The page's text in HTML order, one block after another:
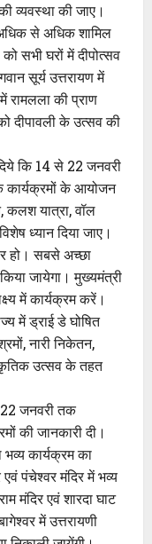
व्यवस्था की जाए।
से अधिक शामिल
सभी घरों में दीपोत्सव
सूर्य उत्तरायण में
रामलला की प्राण
दीपावली के उत्सव की
कि 14 से 22 जनवरी
कार्यक्रमों के आयोजन
कलश यात्रा, वॉल
ध्यान दिया जाए।
हो। सबसे अच्छा
जायेगा। मुख्यमंत्री
में कार्यक्रम करें।
में ड्राई डे घोषित
नारी निकेतन,
उत्सव के तहत
जनवरी तक
की जानकारी दी।
कार्यक्रम का
पंचेश्वर मंदिर में भव्य
मंदिर एवं शारदा घाट
में उत्तरायणी